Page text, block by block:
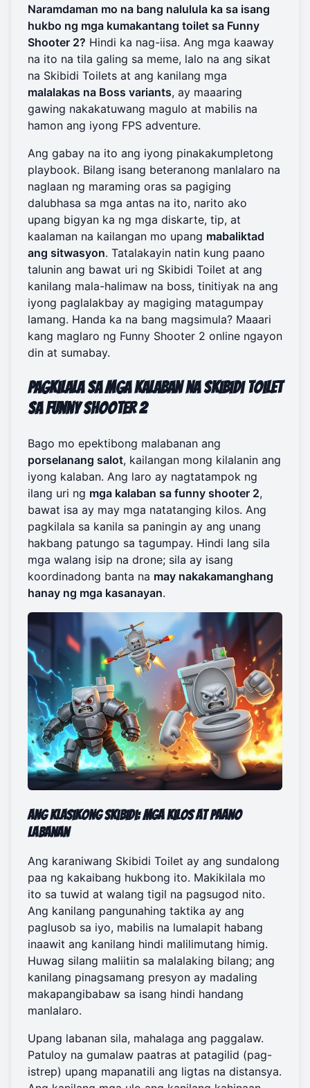
Naramdaman mo na bang nalulula ka sa isang
hukbo ng mga kumakantang toilet sa Funny
Shooter 2? Hindi ka nag-iisa. Ang mga kaaway
na ito na tila galing sa meme, lalo na ang sikat
na Skibidi Toilets at ang kanilang mga
malalakas na Boss variants, ay maaaring
gawing nakakatuwang magulo at mabilis na
hamon ang iyong FPS adventure.
Ang gabay na ito ang iyong pinakakumpletong
playbook. Bilang isang beteranong manlalaro na
naglaan ng maraming oras sa pagiging
dalubhasa sa mga antas na ito, narito ako
upang bigyan ka ng mga diskarte, tip, at
kaalaman na kailangan mo upang mabaliktad
ang sitwasyon. Tatalakayin natin kung paano
talunin ang bawat uri ng Skibidi Toilet at ang
kanilang mala-halimaw na boss, tinitiyak na ang
iyong paglalakbay ay magiging matagumpay
lamang. Handa ka na bang magsimula? Maaari
kang maglaro ng Funny Shooter 2 online ngayon
din at sumabay.
Pagkilala sa mga Kalaban na Skibidi Toilet
sa Funny Shooter 2
Bago mo epektibong malabanan ang
porselanang salot, kailangan mong kilalanin ang
iyong kalaban. Ang laro ay nagtatampok ng
ilang uri ng mga kalaban sa funny shooter 2,
bawat isa ay may mga natatanging kilos. Ang
pagkilala sa kanila sa paningin ay ang unang
hakbang patungo sa tagumpay. Hindi lang sila
mga walang isip na drone; sila ay isang
koordinadong banta na may nakakamanghang
hanay ng mga kasanayan.
Ang Klasikong Skibidi: Mga Kilos at Paano
Labanan
Ang karaniwang Skibidi Toilet ay ang sundalong
paa ng kakaibang hukbong ito. Makikilala mo
ito sa tuwid at walang tigil na pagsugod nito.
Ang kanilang pangunahing taktika ay ang
paglusob sa iyo, mabilis na lumalapit habang
inaawit ang kanilang hindi malilimutang himig.
Huwag silang maliitin sa malalaking bilang; ang
kanilang pinagsamang presyon ay madaling
makapangibabaw sa isang hindi handang
manlalaro.
Upang labanan sila, mahalaga ang paggalaw.
Patuloy na gumalaw paatras at patagilid (pag-
istrep) upang mapanatili ang ligtas na distansya.